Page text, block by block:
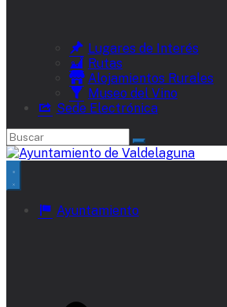
Lugares de Interés
Rutas
Alojamientos Rurales
Museo del Vino
Sede Electrónica
Ayuntamiento